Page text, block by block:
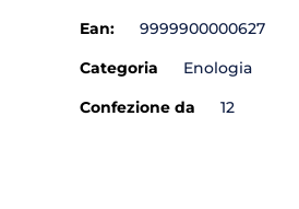
Ean:
9999900000627
Categoria
Enologia
Confezione da
12